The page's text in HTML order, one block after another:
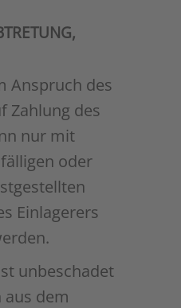
Anspruch des
Zahlung des
nur mit
oder
Einlagerers
unbeschadet
dem